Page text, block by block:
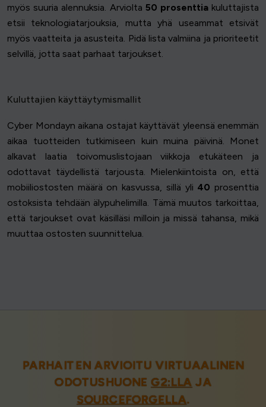
myös suuria alennuksia. Arviolta 50 prosenttiakuluttajista
etsii teknologiatarjouksia, mutta yhä useammat etsivät
myös vaatteita ja asusteita. Pidä lista valmiina ja prioriteetit
selvillä, jotta saat parhaat tarjoukset.
Kuluttajien käyttäytymismallit
Cyber Mondayn aikana ostajat käyttävät yleensä enemmän
aikaa tuotteiden tutkimiseen kuin muina päivinä. Monet
alkavat laatia toivomuslistojaan viikkoja etukäteen ja
odottavat täydellistä tarjousta. Mielenkiintoista on, että
mobiiliostosten määrä on kasvussa, sillä yli 40 prosenttia
ostoksista tehdään älypuhelimilla. Tämä muutos tarkoittaa,
että tarjoukset ovat käsilläsi milloin ja missä tahansa, mikä
muuttaa ostosten suunnittelua.
PARHAITEN ARVIOITU VIRTUAALINEN
ODOTUSHUONE G2:LLAJA
SOURCEFORGELLA.